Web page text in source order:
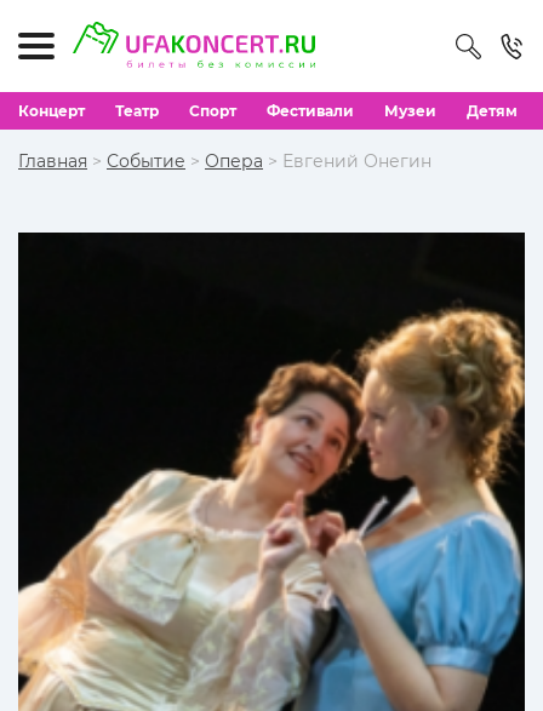
Концерт Театр Спорт Фестивали Музеи Детям
Главная > Событие > Опера > Евгений Онегин